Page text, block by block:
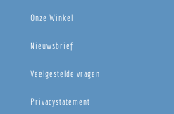
Onze Winkel
Nieuwsbrief
Veelgestelde vragen
Privacystatement